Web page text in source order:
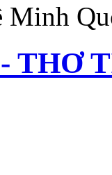
Minh
THƠ